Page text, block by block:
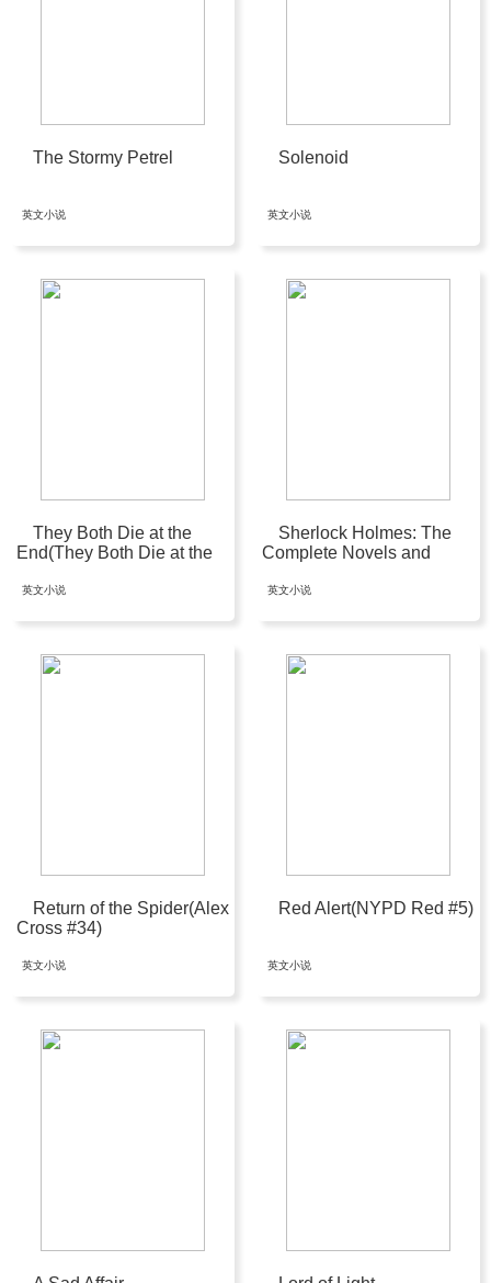
The Stormy Petrel
英文小说
Solenoid
英文小说
They Both Die at the
End(They Both Die at the
英文小说
Sherlock Holmes: The
Complete Novels and
英文小说
Return of the Spider(Alex
Cross #34)
英文小说
Red Alert(NYPD Red #5)
英文小说